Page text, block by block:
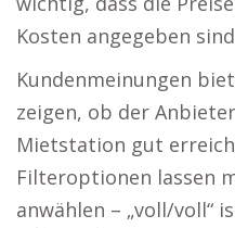
Kosten angegeben
Kundenmeinungen
zeigen, ob der
Mietstation gut
Filteroptionen lassen
anwählen – „voll/voll“